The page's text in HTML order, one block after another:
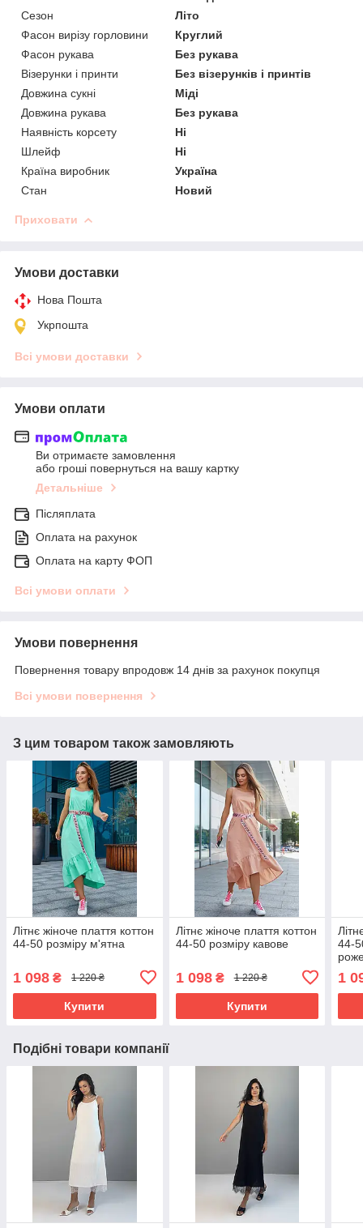
Сезон
Літо
Фасон вирізу горловини
Круглий
Фасон рукава
Без рукава
Візерунки і принти
Без візерунків і принтів
Довжина сукні
Міді
Довжина рукава
Без рукава
Наявність корсету
Ні
Шлейф
Ні
Країна виробник
Україна
Стан
Новий
Приховати
Умови доставки
Нова Пошта
Укрпошта
Всі умови доставки
Умови оплати
Ви отримаєте замовлення
або гроші повернуться на вашу картку
Детальніше
Післяплата
Оплата на рахунок
Оплата на карту ФОП
Всі умови оплати
Умови повернення
Повернення товару впродовж 14 днів за рахунок покупця
Всі умови повернення
З цим товаром також замовляють
Літнє жіноче плаття коттон
44-50 розміру м'ятна
1 098 ₴ 1 220 ₴
Купити
Літнє жіноче плаття коттон
44-50 розміру кавове
1 098₴ 1 220 ₴
Купити
44-
1
Подібні товари компанії